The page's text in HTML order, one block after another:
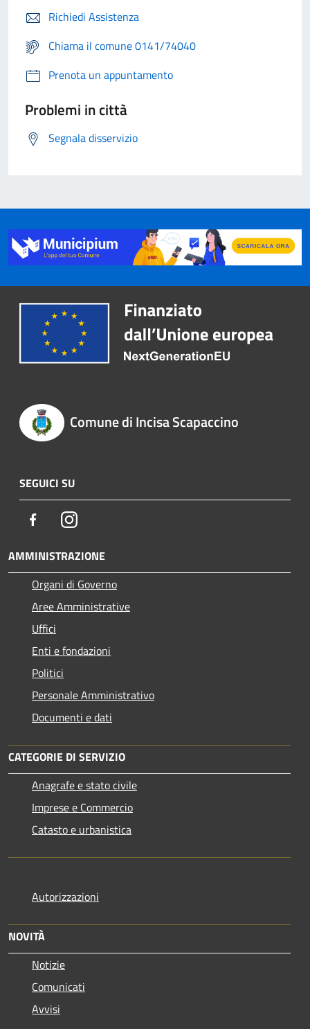
Richiedi Assistenza
Chiama il comune 0141/74040
Prenota un appuntamento
Problemi in città
Segnala disservizio
Comune di Incisa Scapaccino
SEGUICI SU
FacebookInstagram
AMMINISTRAZIONE
Organi di Governo
Aree Amministrative
Uffici
Enti e fondazioni
Politici
Personale Amministrativo
Documenti e dati
CATEGORIE DI SERVIZIO
Anagrafe e stato civile
Imprese e Commercio
Catasto e urbanistica
Autorizzazioni
NOVITÀ
Notizie
Comunicati
Avvisi